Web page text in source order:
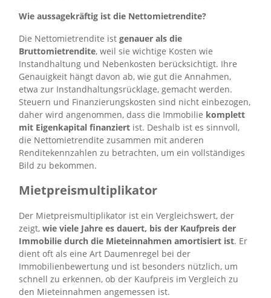
Wie aussagekräftig ist die Nettomietrendite?
Die Nettomietrendite ist genauer als die
Bruttomietrendite, weil sie wichtige Kosten wie
Instandhaltung und Nebenkosten berücksichtigt. Ihre
Genauigkeit hängt davon ab, wie gut die Annahmen,
etwa zur Instandhaltungsrücklage, gemacht werden.
Steuern und Finanzierungskosten sind nicht einbezogen,
daher wird angenommen, dass die Immobilie komplett
mit Eigenkapital finanziert ist. Deshalb ist es sinnvoll,
die Nettomietrendite zusammen mit anderen
Renditekennzahlen zu betrachten, um ein vollständiges
Bild zu bekommen.
Mietpreismultiplikator
Der Mietpreismultiplikator ist ein Vergleichswert, der
zeigt, wie viele Jahre es dauert, bis der Kaufpreis der
Immobilie durch die Mieteinnahmen amortisiert ist. Er
dient oft als eine Art Daumenregel bei der
Immobilienbewertung und ist besonders nützlich, um
schnell zu erkennen, ob der Kaufpreis im Vergleich zu
den Mieteinnahmen angemessen ist.